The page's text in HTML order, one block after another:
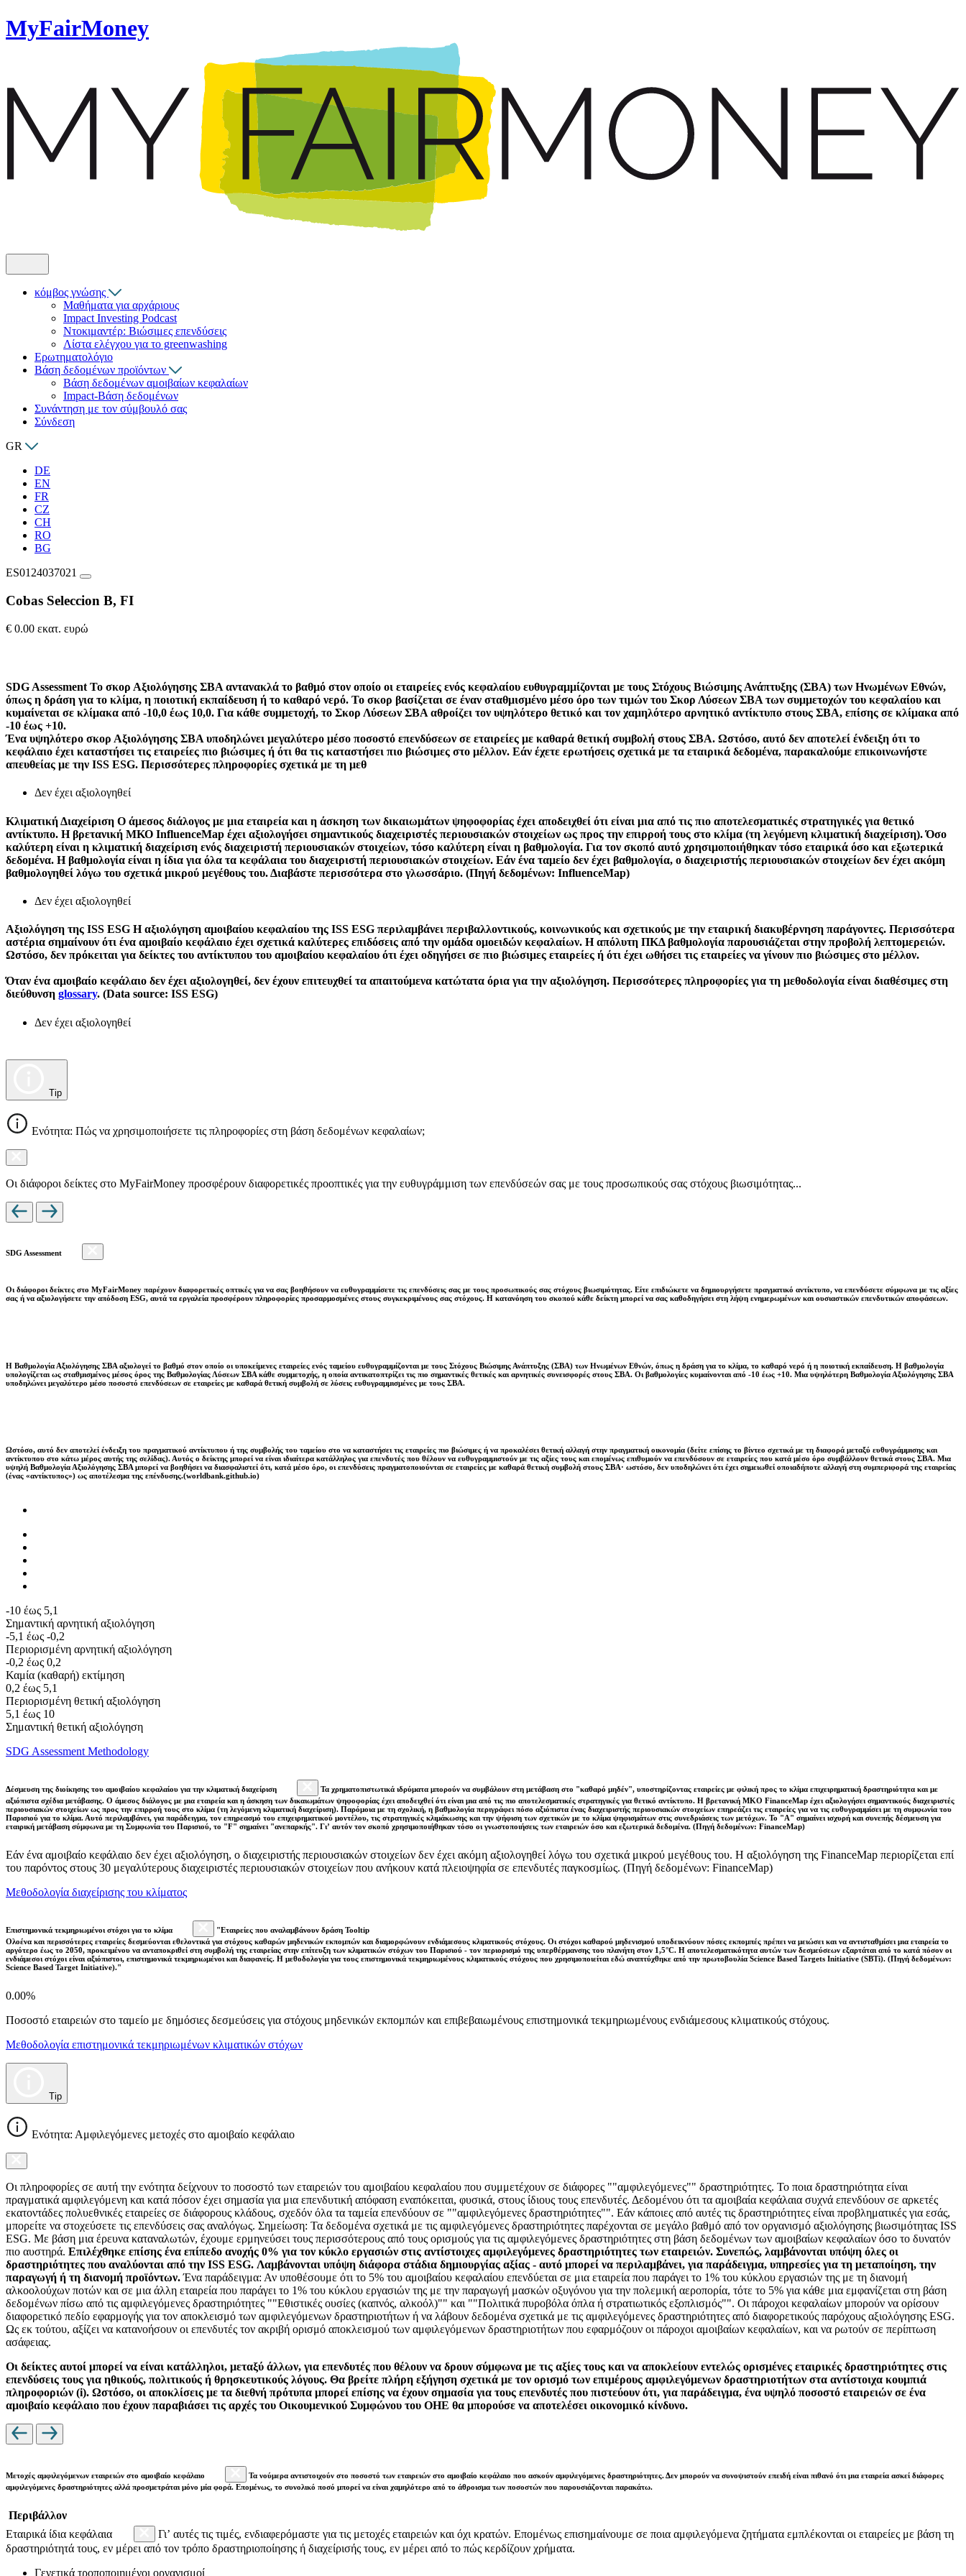
MyFairMoney
κόμβος γνώσης
Μαθήματα για αρχάριους
Impact Investing Podcast
Ντοκιμαντέρ: Βιώσιμες επενδύσεις
Λίστα ελέγχου για το greenwashing
Ερωτηματολόγιο
Βάση δεδομένων προϊόντων
Βάση δεδομένων αμοιβαίων κεφαλαίων
Impact-Βάση δεδομένων
Συνάντηση με τον σύμβουλό σας
Σύνδεση
GR
DE
EN
FR
CZ
CH
RO
BG
ES0124037021
Cobas Seleccion B, FI
€ 0.00 εκατ. ευρώ
SDG Assessment Το σκορ Αξιολόγησης ΣΒΑ αντανακλά το βαθμό στον οποίο οι εταιρείες ενός κεφαλαίου ευθυγραμμίζονται με τους Στόχους Βιώσιμης Ανάπτυξης (ΣΒΑ) των Ηνωμένων Εθνών,
όπως η δράση για το κλίμα, η ποιοτική εκπαίδευση ή το καθαρό νερό. Το σκορ βασίζεται σε έναν σταθμισμένο μέσο όρο των τιμών του Σκορ Λύσεων ΣΒΑ των συμμετοχών του κεφαλαίου και
κυμαίνεται σε κλίμακα από -10,0 έως 10,0. Για κάθε συμμετοχή, το Σκορ Λύσεων ΣΒΑ αθροίζει τον υψηλότερο θετικό και τον χαμηλότερο αρνητικό αντίκτυπο στους ΣΒΑ, επίσης σε κλίμακα από
-10 έως +10.
Ένα υψηλότερο σκορ Αξιολόγησης ΣΒΑ υποδηλώνει μεγαλύτερο μέσο ποσοστό επενδύσεων σε εταιρείες με καθαρά θετική συμβολή στους ΣΒΑ. Ωστόσο, αυτό δεν αποτελεί ένδειξη ότι το
κεφάλαιο έχει καταστήσει τις εταιρείες πιο βιώσιμες ή ότι θα τις καταστήσει πιο βιώσιμες στο μέλλον. Εάν έχετε ερωτήσεις σχετικά με τα εταιρικά δεδομένα, παρακαλούμε επικοινωνήστε
απευθείας με την ISS ESG. Περισσότερες πληροφορίες σχετικά με τη μεθ
Δεν έχει αξιολογηθεί
Κλιματική Διαχείριση Ο άμεσος διάλογος με μια εταιρεία και η άσκηση των δικαιωμάτων ψηφοφορίας έχει αποδειχθεί ότι είναι μια από τις πιο αποτελεσματικές στρατηγικές για θετικό
αντίκτυπο. Η βρετανική ΜΚΟ InfluenceMap έχει αξιολογήσει σημαντικούς διαχειριστές περιουσιακών στοιχείων ως προς την επιρροή τους στο κλίμα (τη λεγόμενη κλιματική διαχείριση). Όσο
καλύτερη είναι η κλιματική διαχείριση ενός διαχειριστή περιουσιακών στοιχείων, τόσο καλύτερη είναι η βαθμολογία. Για τον σκοπό αυτό χρησιμοποιήθηκαν τόσο εταιρικά όσο και εξωτερικά
δεδομένα. Η βαθμολογία είναι η ίδια για όλα τα κεφάλαια του διαχειριστή περιουσιακών στοιχείων. Εάν ένα ταμείο δεν έχει βαθμολογία, ο διαχειριστής περιουσιακών στοιχείων δεν έχει ακόμη
βαθμολογηθεί λόγω του σχετικά μικρού μεγέθους του. Διαβάστε περισσότερα στο γλωσσάριο. (Πηγή δεδομένων: InfluenceMap)
Δεν έχει αξιολογηθεί
Αξιολόγηση της ISS ESG Η αξιολόγηση αμοιβαίου κεφαλαίου της ISS ESG περιλαμβάνει περιβαλλοντικούς, κοινωνικούς και σχετικούς με την εταιρική διακυβέρνηση παράγοντες. Περισσότερα
αστέρια σημαίνουν ότι ένα αμοιβαίο κεφάλαιο έχει σχετικά καλύτερες επιδόσεις από την ομάδα ομοειδών κεφαλαίων. Η απόλυτη ΠΚΔ βαθμολογία παρουσιάζεται στην προβολή λεπτομερειών.
Ωστόσο, δεν πρόκειται για δείκτες του αντίκτυπου του αμοιβαίου κεφαλαίου ότι έχει οδηγήσει σε πιο βιώσιμες εταιρείες ή ότι έχει ωθήσει τις εταιρείες να γίνουν πιο βιώσιμες στο μέλλον.
Όταν ένα αμοιβαίο κεφάλαιο δεν έχει αξιολογηθεί, δεν έχουν επιτευχθεί τα απαιτούμενα κατώτατα όρια για την αξιολόγηση. Περισσότερες πληροφορίες για τη μεθοδολογία είναι διαθέσιμες στη
διεύθυνση glossary. (Data source: ISS ESG)
Δεν έχει αξιολογηθεί
Tip
Ενότητα: Πώς να χρησιμοποιήσετε τις πληροφορίες στη βάση δεδομένων κεφαλαίων;
Οι διάφοροι δείκτες στο MyFairMoney προσφέρουν διαφορετικές προοπτικές για την ευθυγράμμιση των επενδύσεών σας με τους προσωπικούς σας στόχους βιωσιμότητας...
SDG Assessment
Οι διάφοροι δείκτες στο MyFairMoney παρέχουν διαφορετικές οπτικές για να σας βοηθήσουν να ευθυγραμμίσετε τις επενδύσεις σας με τους προσωπικούς σας στόχους βιωσιμότητας. Είτε επιδιώκετε να δημιουργήσετε πραγματικό αντίκτυπο, να επενδύσετε σύμφωνα με τις αξίες
σας ή να αξιολογήσετε την απόδοση ESG, αυτά τα εργαλεία προσφέρουν πληροφορίες προσαρμοσμένες στους συγκεκριμένους σας στόχους. Η κατανόηση του σκοπού κάθε δείκτη μπορεί να σας καθοδηγήσει στη λήψη ενημερωμένων και ουσιαστικών επενδυτικών αποφάσεων.
Η Βαθμολογία Αξιολόγησης ΣΒΑ αξιολογεί το βαθμό στον οποίο οι υποκείμενες εταιρείες ενός ταμείου ευθυγραμμίζονται με τους Στόχους Βιώσιμης Ανάπτυξης (ΣΒΑ) των Ηνωμένων Εθνών, όπως η δράση για το κλίμα, το καθαρό νερό ή η ποιοτική εκπαίδευση. Η βαθμολογία
υπολογίζεται ως σταθμισμένος μέσος όρος της Βαθμολογίας Λύσεων ΣΒΑ κάθε συμμετοχής, η οποία αντικατοπτρίζει τις πιο σημαντικές θετικές και αρνητικές συνεισφορές στους ΣΒΑ. Οι βαθμολογίες κυμαίνονται από -10 έως +10. Μια υψηλότερη Βαθμολογία Αξιολόγησης ΣΒΑ
υποδηλώνει μεγαλύτερο μέσο ποσοστό επενδύσεων σε εταιρείες με καθαρά θετική συμβολή σε λύσεις ευθυγραμμισμένες με τους ΣΒΑ.
Ωστόσο, αυτό δεν αποτελεί ένδειξη του πραγματικού αντίκτυπου ή της συμβολής του ταμείου στο να καταστήσει τις εταιρείες πιο βιώσιμες ή να προκαλέσει θετική αλλαγή στην πραγματική οικονομία (δείτε επίσης το βίντεο σχετικά με τη διαφορά μεταξύ ευθυγράμμισης και
αντίκτυπου στο κάτω μέρος αυτής της σελίδας). Αυτός ο δείκτης μπορεί να είναι ιδιαίτερα κατάλληλος για επενδυτές που θέλουν να ευθυγραμμιστούν με τις αξίες τους και επομένως επιθυμούν να επενδύσουν σε εταιρείες που κατά μέσο όρο συμβάλλουν θετικά στους ΣΒΑ. Μια
υψηλή Βαθμολογία Αξιολόγησης ΣΒΑ μπορεί να βοηθήσει να διασφαλιστεί ότι, κατά μέσο όρο, οι επενδύσεις πραγματοποιούνται σε εταιρείες με καθαρά θετική συμβολή στους ΣΒΑ· ωστόσο, δεν υποδηλώνει ότι έχει σημειωθεί οποιαδήποτε αλλαγή στη συμπεριφορά της εταιρείας
(ένας «αντίκτυπος») ως αποτέλεσμα της επένδυσης.(worldbank.github.io)
-10 έως 5,1
Σημαντική αρνητική αξιολόγηση
-5,1 έως -0,2
Περιορισμένη αρνητική αξιολόγηση
-0,2 έως 0,2
Καμία (καθαρή) εκτίμηση
0,2 έως 5,1
Περιορισμένη θετική αξιολόγηση
5,1 έως 10
Σημαντική θετική αξιολόγηση
SDG Assessment Methodology
Δέσμευση της διοίκησης του αμοιβαίου κεφαλαίου για την κλιματική διαχείριση
Τα χρηματοπιστωτικά ιδρύματα μπορούν να συμβάλουν στη μετάβαση στο "καθαρό μηδέν", υποστηρίζοντας εταιρείες με φιλική προς το κλίμα επιχειρηματική δραστηριότητα και με
αξιόπιστα σχέδια μετάβασης. Ο άμεσος διάλογος με μια εταιρεία και η άσκηση των δικαιωμάτων ψηφοφορίας έχει αποδειχθεί ότι είναι μια από τις πιο αποτελεσματικές στρατηγικές για θετικό αντίκτυπο. Η βρετανική ΜΚΟ FinanceMap έχει αξιολογήσει σημαντικούς διαχειριστές
περιουσιακών στοιχείων ως προς την επιρροή τους στο κλίμα (τη λεγόμενη κλιματική διαχείριση). Παρόμοια με τη σχολική, η βαθμολογία περιγράφει πόσο αξιόπιστα ένας διαχειριστής περιουσιακών στοιχείων επηρεάζει τις εταιρείες για να τις ευθυγραμμίσει με τη συμφωνία του
Παρισιού για το κλίμα. Αυτό περιλαμβάνει, για παράδειγμα, τον επηρεασμό του επιχειρηματικού μοντέλου, τις στρατηγικές κλιμάκωσης και την ψήφιση των σχετικών με το κλίμα ψηφισμάτων στις συνεδριάσεις των μετόχων. Το "Α" σημαίνει ισχυρή και συνεπής δέσμευση για
εταιρική μετάβαση σύμφωνα με τη Συμφωνία του Παρισιού, το "F" σημαίνει "ανεπαρκής". Γι’ αυτόν τον σκοπό χρησιμοποιήθηκαν τόσο οι γνωστοποιήσεις των εταιρειών όσο και εξωτερικά δεδομένα. (Πηγή δεδομένων: FinanceMap)
Εάν ένα αμοιβαίο κεφάλαιο δεν έχει αξιολόγηση, ο διαχειριστής περιουσιακών στοιχείων δεν έχει ακόμη αξιολογηθεί λόγω του σχετικά μικρού μεγέθους του. Η αξιολόγηση της FinanceMap περιορίζεται επί
του παρόντος στους 30 μεγαλύτερους διαχειριστές περιουσιακών στοιχείων που ανήκουν κατά πλειοψηφία σε επενδυτές παγκοσμίως. (Πηγή δεδομένων: FinanceMap)
Μεθοδολογία διαχείρισης του κλίματος
Επιστημονικά τεκμηριωμένοι στόχοι για το κλίμα
"Εταιρείες που αναλαμβάνουν δράση Tooltip
Ολοένα και περισσότερες εταιρείες δεσμεύονται εθελοντικά για στόχους καθαρών μηδενικών εκπομπών και διαμορφώνουν ενδιάμεσους κλιματικούς στόχους. Οι στόχοι καθαρού μηδενισμού υποδεικνύουν πόσες εκπομπές πρέπει να μειώσει και να αντισταθμίσει μια εταιρεία το
αργότερο έως το 2050, προκειμένου να ανταποκριθεί στη συμβολή της εταιρείας στην επίτευξη των κλιματικών στόχων του Παρισιού - τον περιορισμό της υπερθέρμανσης του πλανήτη στον 1,5°C. Η αποτελεσματικότητα αυτών των δεσμεύσεων εξαρτάται από το κατά πόσον οι
ενδιάμεσοι στόχοι είναι αξιόπιστοι, επιστημονικά τεκμηριωμένοι και διαφανείς. Η μεθοδολογία για τους επιστημονικά τεκμηριωμένους κλιματικούς στόχους που χρησιμοποιείται εδώ αναπτύχθηκε από την πρωτοβουλία Science Based Targets Initiative (SBTi). (Πηγή δεδομένων:
Science Based Target Initiative)."
0.00%
Ποσοστό εταιρειών στο ταμείο με δημόσιες δεσμεύσεις για στόχους μηδενικών εκπομπών και επιβεβαιωμένους επιστημονικά τεκμηριωμένους ενδιάμεσους κλιματικούς στόχους.
Μεθοδολογία επιστημονικά τεκμηριωμένων κλιματικών στόχων
Tip
Ενότητα: Αμφιλεγόμενες μετοχές στο αμοιβαίο κεφάλαιο
Οι πληροφορίες σε αυτή την ενότητα δείχνουν το ποσοστό των εταιρειών του αμοιβαίου κεφαλαίου που συμμετέχουν σε διάφορες ""αμφιλεγόμενες"" δραστηριότητες. Το ποια δραστηριότητα είναι
πραγματικά αμφιλεγόμενη και κατά πόσον έχει σημασία για μια επενδυτική απόφαση εναπόκειται, φυσικά, στους ίδιους τους επενδυτές. Δεδομένου ότι τα αμοιβαία κεφάλαια συχνά επενδύουν σε αρκετές
εκατοντάδες πολυεθνικές εταιρείες σε διάφορους κλάδους, σχεδόν όλα τα ταμεία επενδύουν σε ""αμφιλεγόμενες δραστηριότητες"". Εάν κάποιες από αυτές τις δραστηριότητες είναι προβληματικές για εσάς,
μπορείτε να στοχεύσετε τις επενδύσεις σας αναλόγως. Σημείωση: Τα δεδομένα σχετικά με τις αμφιλεγόμενες δραστηριότητες παρέχονται σε μεγάλο βαθμό από τον οργανισμό αξιολόγησης βιωσιμότητας ISS
ESG. Με βάση μια έρευνα καταναλωτών, έχουμε ερμηνεύσει τους περισσότερους από τους ορισμούς για τις αμφιλεγόμενες δραστηριότητες στη βάση δεδομένων των αμοιβαίων κεφαλαίων όσο το δυνατόν
πιο αυστηρά. Επιλέχθηκε επίσης ένα επίπεδο ανοχής 0% για τον κύκλο εργασιών στις αντίστοιχες αμφιλεγόμενες δραστηριότητες των εταιρειών. Συνεπώς, λαμβάνονται υπόψη όλες οι
δραστηριότητες που αναλύονται από την ISS ESG. Λαμβάνονται υπόψη διάφορα στάδια δημιουργίας αξίας - αυτό μπορεί να περιλαμβάνει, για παράδειγμα, υπηρεσίες για τη μεταποίηση, την
παραγωγή ή τη διανομή προϊόντων.Ένα παράδειγμα: Αν υποθέσουμε ότι το 5% του αμοιβαίου κεφαλαίου επενδύεται σε μια εταιρεία που παράγει το 1% του κύκλου εργασιών της με τη διανομή
αλκοολούχων ποτών και σε μια άλλη εταιρεία που παράγει το 1% του κύκλου εργασιών της με την παραγωγή μασκών οξυγόνου για την πολεμική αεροπορία, τότε το 5% για κάθε μια εμφανίζεται στη βάση
δεδομένων πίσω από τις αμφιλεγόμενες δραστηριότητες ""Εθιστικές ουσίες (καπνός, αλκοόλ)"" και ""Πολιτικά πυροβόλα όπλα ή στρατιωτικός εξοπλισμός"". Οι πάροχοι κεφαλαίων μπορούν να ορίσουν
διαφορετικό πεδίο εφαρμογής για τον αποκλεισμό των αμφιλεγόμενων δραστηριοτήτων ή να λάβουν δεδομένα σχετικά με τις αμφιλεγόμενες δραστηριότητες από διαφορετικούς παρόχους αξιολόγησης ESG.
Ως εκ τούτου, αξίζει να κατανοήσουν οι επενδυτές τον ακριβή ορισμό αποκλεισμού των αμφιλεγόμενων δραστηριοτήτων που εφαρμόζουν οι πάροχοι αμοιβαίων κεφαλαίων, και να ρωτούν σε περίπτωση
ασάφειας.
Οι δείκτες αυτοί μπορεί να είναι κατάλληλοι, μεταξύ άλλων, για επενδυτές που θέλουν να δρουν σύμφωνα με τις αξίες τους και να αποκλείουν εντελώς ορισμένες εταιρικές δραστηριότητες στις
επενδύσεις τους για ηθικούς, πολιτικούς ή θρησκευτικούς λόγους. Θα βρείτε πλήρη εξήγηση σχετικά με τον ορισμό των επιμέρους αμφιλεγόμενων δραστηριοτήτων στα αντίστοιχα κουμπιά
πληροφοριών (i). Ωστόσο, οι αποκλίσεις με τα διεθνή πρότυπα μπορεί επίσης να έχουν σημασία για τους επενδυτές που πιστεύουν ότι, για παράδειγμα, ένα υψηλό ποσοστό εταιρειών σε ένα
αμοιβαίο κεφάλαιο που έχουν παραβιάσει τις αρχές του Οικουμενικού Συμφώνου του ΟΗΕ θα μπορούσε να αποτελέσει οικονομικό κίνδυνο.
Μετοχές αμφιλεγόμενων εταιρειών στο αμοιβαίο κεφάλαιο
Τα νούμερα αντιστοιχούν στο ποσοστό των εταιρειών στο αμοιβαίο κεφάλαιο που ασκούν αμφιλεγόμενες δραστηριότητες. Δεν μπορούν να συνοψιστούν επειδή είναι πιθανό ότι μια εταιρεία ασκεί διάφορες
αμφιλεγόμενες δραστηριότητες αλλά προσμετράται μόνο μία φορά. Επομένως, το συνολικό ποσό μπορεί να είναι χαμηλότερο από το άθροισμα των ποσοστών που παρουσιάζονται παρακάτω.
Περιβάλλον
Εταιρικά ίδια κεφάλαια
Γι’ αυτές τις τιμές, ενδιαφερόμαστε για τις μετοχές εταιρειών και όχι κρατών. Επομένως επισημαίνουμε σε ποια αμφιλεγόμενα ζητήματα εμπλέκονται οι εταιρείες με βάση τη
δραστηριότητά τους, εν μέρει από τον τρόπο δραστηριοποίησης ή διαχείρισής τους, εν μέρει από το πώς κερδίζουν χρήματα.
Γενετικά τροποποιημένοι οργανισμοί